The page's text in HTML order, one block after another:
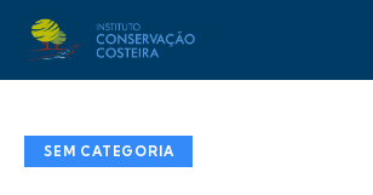
SEM CATEGORIA